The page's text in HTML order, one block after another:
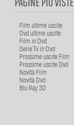
Film ultime uscite
Dvd ultime uscite
Film in Dvd
Serie Tv in Dvd
Prossime uscite Film
Prossime uscite Dvd
Novità Film
Novità Dvd
Blu Ray 3D